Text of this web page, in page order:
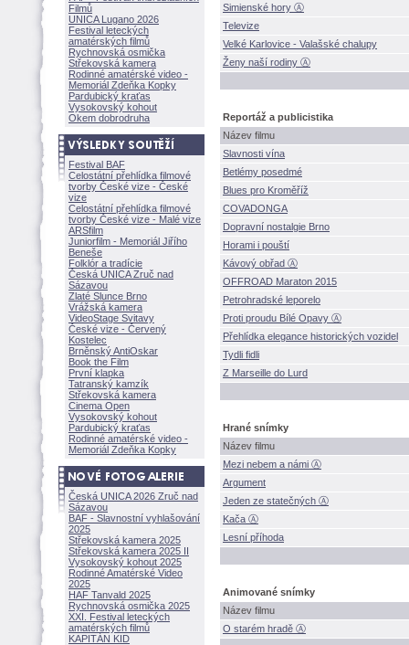
Filmů
UNICA Lugano 2026
Festival leteckých
amatérských filmů
Rychnovská osmička
Střekovská kamera
Rodinné amatérské video -
Memoriál Zdeňka Kopky
Pardubický kraťas
Vysokovský kohout
Okem dobrodruha
Festival BAF
Celostátní přehlídka filmové
tvorby České vize - České
vize
Celostátní přehlídka filmové
tvorby České vize - Malé vize
ARSfilm
Juniorfilm - Memoriál Jiřího
Beneše
Folklór a tradície
Česká UNICA Zruč nad
Sázavou
Zlaté Slunce Brno
Vrážská kamera
VideoStage Svitavy
České vize - Červený
Kostelec
Brněnský AntiOskar
Book the Film
První klapka
Tatranský kamzík
Střekovská kamera
Cinema Open
Vysokovský kohout
Pardubický kraťas
Rodinné amatérské video -
Memoriál Zdeňka Kopky
Česká UNICA 2026 Zruč nad
Sázavou
BAF - Slavnostní vyhlašování
2025
Střekovská kamera 2025
Střekovská kamera 2025 II
Vysokovský kohout 2025
Rodinné Amatérské Video
2025
HAF Tanvald 2025
Rychnovská osmička 2025
XXI. Festival leteckých
amatérských filmů
KAPITÁN KID
Simienské hory Ⓐ
Televize
Velké Karlovice - Valašské chalupy
eny naší rodiny Ⓐ
Reportáž a publicistika
Název filmu
Slavnosti vína
Betlémy posedmé
Blues pro Kroměříž
COVADONGA
Dopravní nostalgie Brno
Horami i pouští
Kávový obřad Ⓐ
OFFROAD Maraton 2015
Petrohradské leporelo
Proti proudu Bílé Opavy Ⓐ
Přehlídka elegance historických vozidel
Tydli fidli
Z Marseille do Lurd
Hrané snímky
Název filmu
Mezi nebem a námi Ⓐ
Argument
Jeden ze statečných Ⓐ
Kača Ⓐ
Lesní příhoda
Animované snímky
Název filmu
O starém hradě Ⓐ